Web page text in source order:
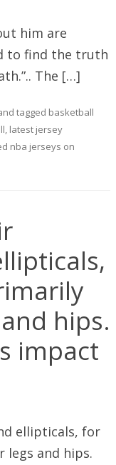
him are
to find the truth
The […]
tagged basketball
, latest jersey
nba jerseys on
hips.
impact
ellipticals, for
legs and hips.